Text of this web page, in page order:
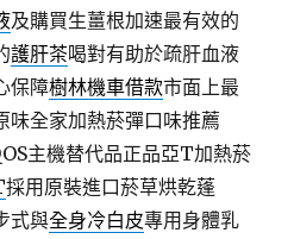
及購買生薑根加速最有效的
護肝茶喝對有助於疏肝血液
保障樹林機車借款市面上最
味全家加熱菸彈口味推薦
主機替代品正品亞T加熱菸
採用原裝進口菸草烘乾蓬
式與全身冷白皮專用身體乳